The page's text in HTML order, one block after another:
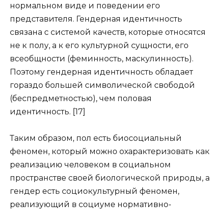
нормальном виде и поведении его
представителя. Гендерная идентичность
связана с системой качеств, которые относятся
не к полу, а к его культурной сущности, его
всеобщности (феминность, маскулинность).
Поэтому гендерная идентичность обладает
гораздо большей символической свободой
(беспредметностью), чем половая
идентичность. [17]
Таким образом, пол есть биосоциальный
феномен, который можно охарактеризовать как
реализацию человеком в социальном
пространстве своей биологической природы, а
гендер есть социокультурный феномен,
реализующий в социуме нормативно-